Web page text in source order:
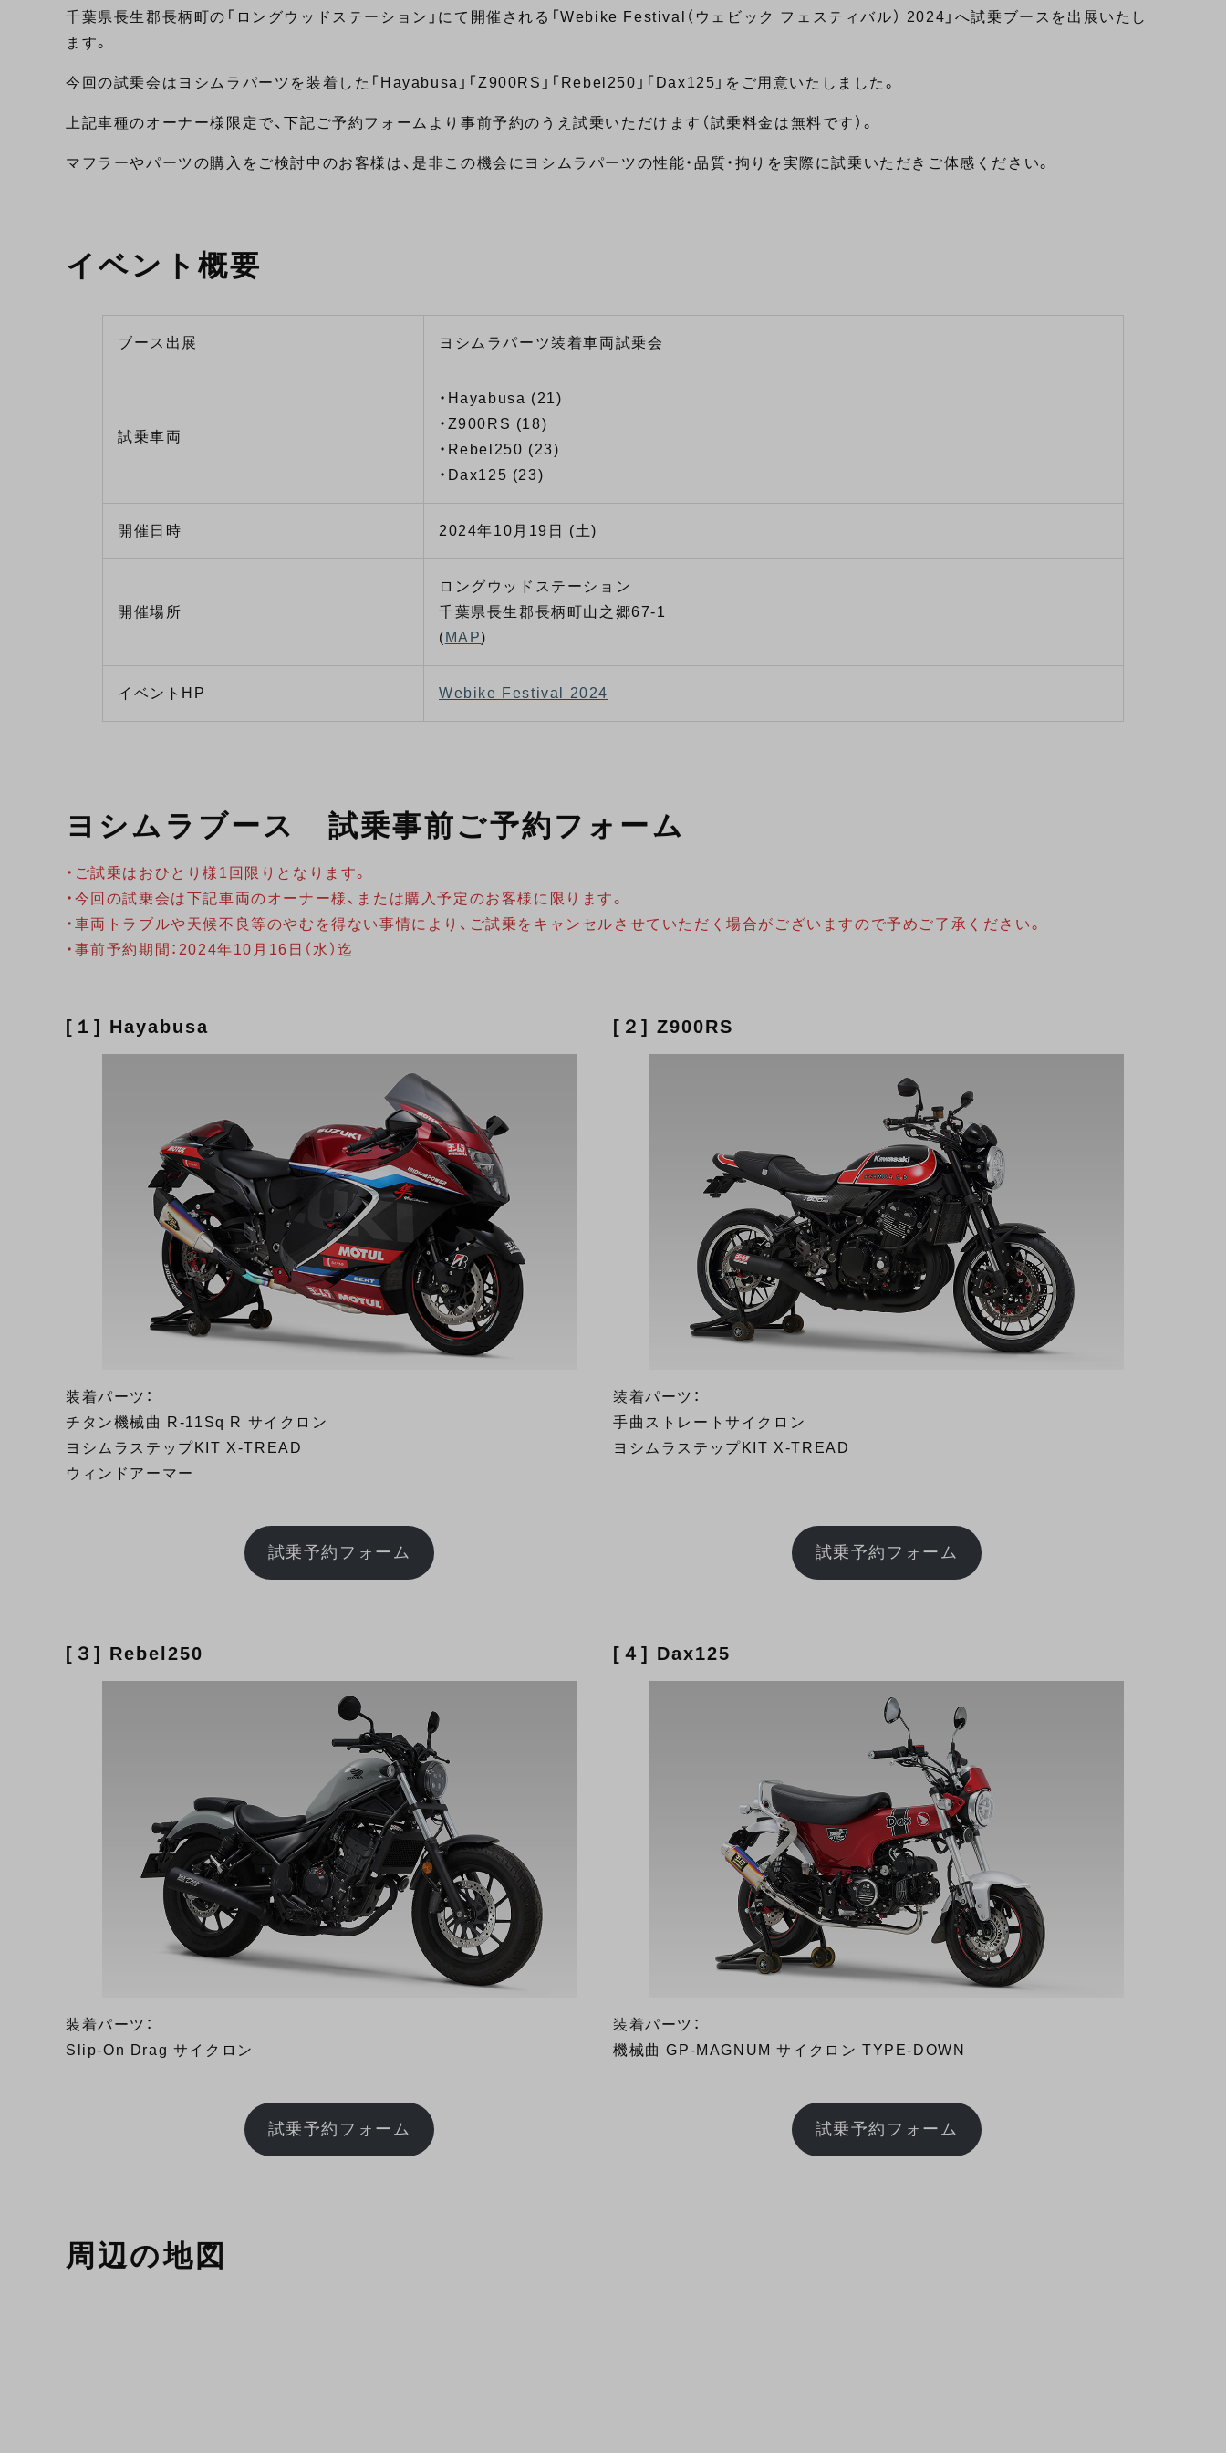
千葉県長生郡長柄町の「ロングウッドステーション」にて開催される「Webike Festival（ウェビック フェスティバル） 2024」へ試乗ブースを出展いたし
ます。
今回の試乗会はヨシムラパーツを装着した「Hayabusa」「Z900RS」「Rebel250」「Dax125」をご用意いたしました。
上記車種のオーナー様限定で、下記ご予約フォームより事前予約のうえ試乗いただけます（試乗料金は無料です）。
マフラーやパーツの購入をご検討中のお客様は、是非この機会にヨシムラパーツの性能・品質・拘りを実際に試乗いただきご体感ください。
イベント概要
ブース出展 ヨシムラパーツ装着車両試乗会
試乗車両
・Hayabusa (21)
・Z900RS (18)
・Rebel250 (23)
・Dax125 (23)
開催日時 2024年10月19日 (土)
開催場所
ロングウッドステーション
千葉県長生郡長柄町山之郷67-1
( MAP)
イベントHP Webike Festival 2024
ヨシムラブース 試乗事前ご予約フォーム
・ご試乗はおひとり様1回限りとなります。
・今回の試乗会は下記車両のオーナー様、または購入予定のお客様に限ります。
・車両トラブルや天候不良等のやむを得ない事情により、ご試乗をキャンセルさせていただく場合がございますので予めご了承ください。
・事前予約期間：2024年10月16日（水）迄
[１] Hayabusa
装着パーツ：
チタン機械曲 R-11Sq R サイクロン
ヨシムラステップKIT X-TREAD
ウィンドアーマー
試乗予約フォーム
[２] Z900RS
装着パーツ：
手曲ストレートサイクロン
ヨシムラステップKIT X-TREAD
試乗予約フォーム
[３] Rebel250
装着パーツ：
Slip-On Drag サイクロン
試乗予約フォーム
[４] Dax125
装着パーツ：
機械曲 GP-MAGNUM サイクロン TYPE-DOWN
試乗予約フォーム
周辺の地図